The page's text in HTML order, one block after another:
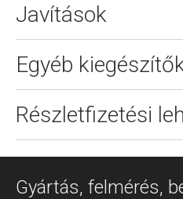
Javítások
Egyéb
Részletfizetési
Gyártás, felmérés,